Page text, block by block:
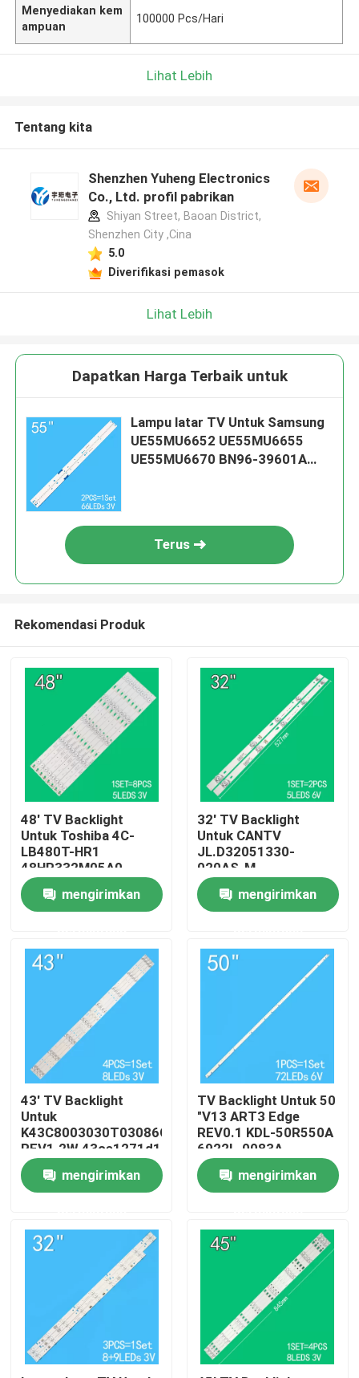
Rumah
Produk
Tentang kami
Tur Pabrik
Kontrol kualitas
Permintaan Penawaran
Lampu latar TV LED
Menyediakan kem
ampuan
100000 Pcs/Hari
Lihat Lebih
Tentang kita
Shenzhen Yuheng Electronics
Co., Ltd. profil pabrikan
Shiyan Street, Baoan District,
Shenzhen City ,Cina
5.0
Diverifikasi pemasok
Lihat Lebih
Dapatkan Harga Terbaik untuk
Lampu latar TV Untuk Samsung
UE55MU6652 UE55MU6655
UE55MU6670 BN96-39601A
Terus
Rekomendasi Produk
48' TV Backlight
Untuk Toshiba 4C-
LB480T-HR1
48HR332M05A0
48D15005 48L25EBC
48L26CMC 48L2600C
48L2500C
mengirimkan
32' TV Backlight
Untuk CANTV
JL.D32051330-
020AS-M
32HR332M05A1 V3
4D-LE3202-YC1P0Z1
mengirimkan
43' TV Backlight
Untuk
K43C8003030T03086C9-
REV1.2W 43ce1271d1
mengirimkan
TV Backlight Untuk 50
"V13 ART3 Edge
REV0.1 KDL-50R550A
6922L-0083A
6916L1291A
mengirimkan